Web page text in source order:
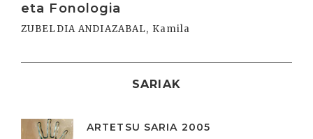
eta Fonologia
ZUBELDIA ANDIAZABAL, Kamila
SARIAK
ARTETSU SARIA 2005